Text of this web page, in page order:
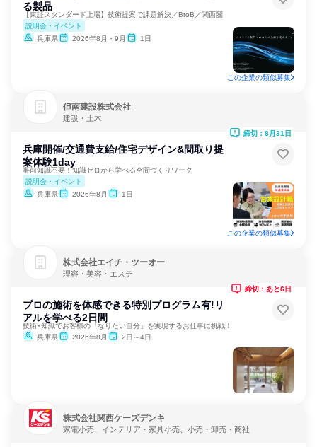
る製品
【東証スタンダード上場】技術提案で課題解決／BtoB／関西圏
説明会・イベント
兵庫県
2026年8月・9月 1日
この企業の類似募集
但南建設株式会社
建設・土木
兵庫開催/交通費支給/住宅デザイン&間取り提
案体験1day
事前知識不要！知識ゼロから学べる空間づくりワーク
説明会・イベント
兵庫県
2026年8月 1日
締切：8月31日
この企業の類似募集
株式会社エイチ・ツーオー
理容・美容・エステ
プロの施術を体感できる特別プログラム有!リ
アルを学べる2日間
技術×知識でお客様の「なりたい自分」を実現するお仕事に挑戦！
兵庫県
2026年8月 2日～4日
締切：あと6日
株式会社関西ケーズデンキ
家電小売、インテリア・家具小売、小売・卸売・商社